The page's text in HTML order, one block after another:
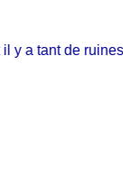
a tant de ruines !